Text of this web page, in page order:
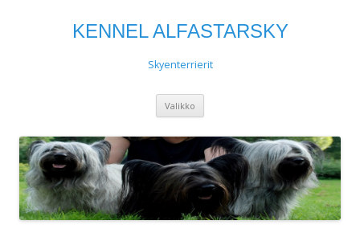
KENNEL ALFASTARSKY
Skyenterrierit
Valikko